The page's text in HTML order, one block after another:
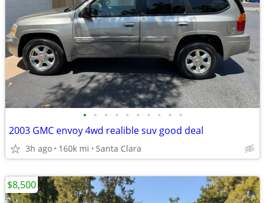
• • • • • • • • • •
2003 GMC envoy 4wd realible suv good deal
3h ago 160k mi Santa Clara
$8,500